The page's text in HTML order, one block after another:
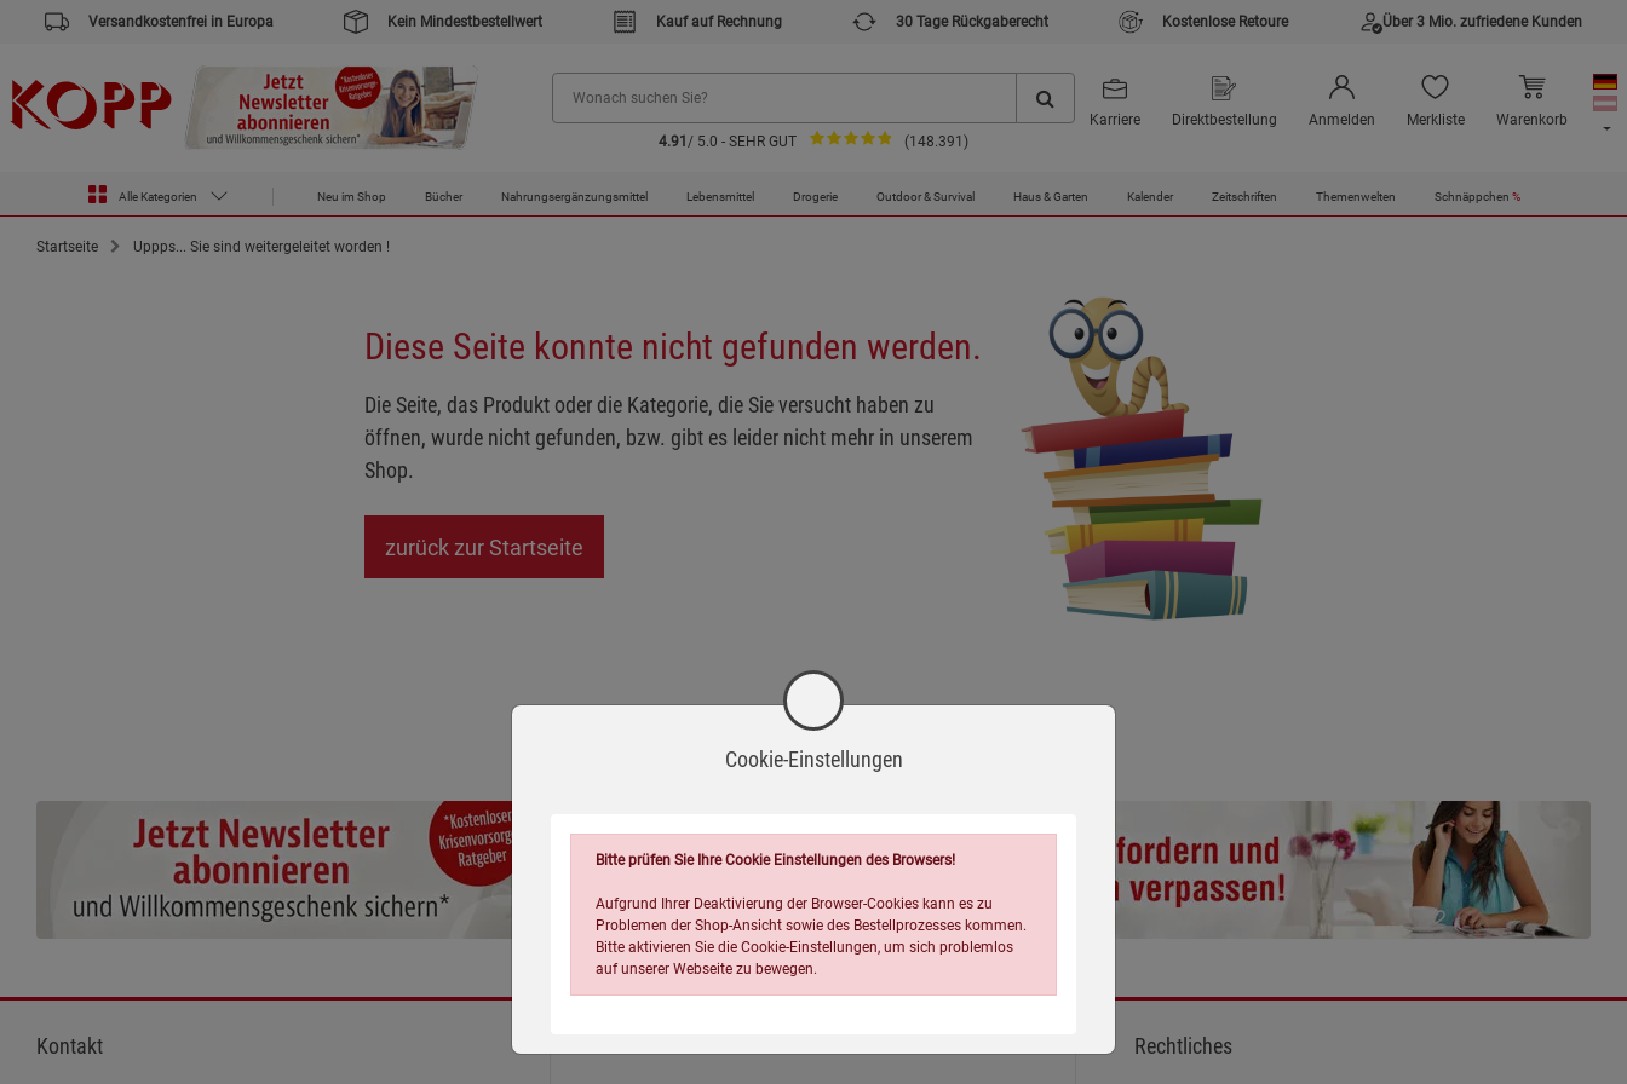
Versandkostenfrei in Europa Kein Mindestbestellwert Kauf auf Rechnung 30 Tage Rückgaberecht Kostenlose Retoure Über 3 Mio. zufriedene Kunden
4.91 / 5.0 - SEHR GUT (148.391)
Karriere Direktbestellung Anmelden Merkliste Warenkorb
Alle Kategorien Neu im Shop Bücher Nahrungsergänzungsmittel Lebensmittel Drogerie Outdoor & Survival Haus & Garten Kalender Zeitschriften Themenwelten Schnäppchen %
Startseite Uppps... Sie sind weitergeleitet worden !
Diese Seite konnte nicht gefunden werden.
Die Seite, das Produkt oder die Kategorie, die Sie versucht haben zu
öffnen, wurde nicht gefunden, bzw. gibt es leider nicht mehr in unserem
Shop.
zurück zur Startseite
Kontakt Rechtliches
Cookie-Einstellungen
Bitte prüfen Sie Ihre Cookie Einstellungen des Browsers!
Aufgrund Ihrer Deaktivierung der Browser-Cookies kann es zu
Problemen der Shop-Ansicht sowie des Bestellprozesses kommen.
Bitte aktivieren Sie die Cookie-Einstellungen, um sich problemlos
auf unserer Webseite zu bewegen.